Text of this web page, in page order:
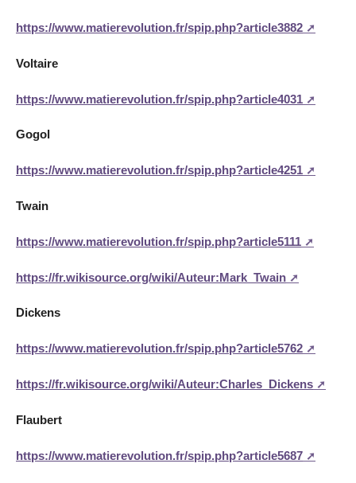
https://www.matierevolution.fr/spip.php?article3882
Voltaire
https://www.matierevolution.fr/spip.php?article4031
Gogol
https://www.matierevolution.fr/spip.php?article4251
Twain
https://www.matierevolution.fr/spip.php?article5111
https://fr.wikisource.org/wiki/Auteur:Mark_Twain
Dickens
https://www.matierevolution.fr/spip.php?article5762
https://fr.wikisource.org/wiki/Auteur:Charles_Dickens
Flaubert
https://www.matierevolution.fr/spip.php?article5687